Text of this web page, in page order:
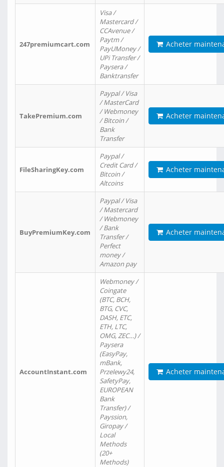
247premiumcart.com
Visa /
Mastercard /
CCAvenue /
Paytm /
PayUMoney /
UPi Transfer /
Paysera /
Banktransfer
Acheter
TakePremium.com
Paypal / Visa
/ MasterCard
/ Webmoney
/ Bitcoin /
Bank
Transfer
Acheter
FileSharingKey.com
Paypal /
Credit Card /
Bitcoin /
Altcoins
Acheter
BuyPremiumKey.com
Paypal / Visa
/ Mastercard
/ Webmoney
/ Bank
Transfer /
Perfect
money /
Amazon pay
Acheter
AccountInstant.com
Webmoney /
Coingate
(BTC, BCH,
BTG, CVC,
DASH, ETC,
ETH, LTC,
OMG, ZEC…) /
Paysera
(EasyPay,
mBank,
Przelewy24,
SafetyPay,
EUROPEAN
Bank
Transfer) /
Payssion,
Giropay /
Local
Methods
(20+
Methods)
Acheter